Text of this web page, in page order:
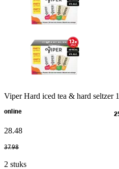
Viper Hard iced tea & hard seltzer
online
28.48
37.98
2 stuks